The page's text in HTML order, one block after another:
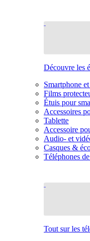
Découvre les
Smartphone
Films
Étuis pour
Accessoires
Tablette
Accessoire
Audio- et
Casques &
Téléphones
Tout sur les